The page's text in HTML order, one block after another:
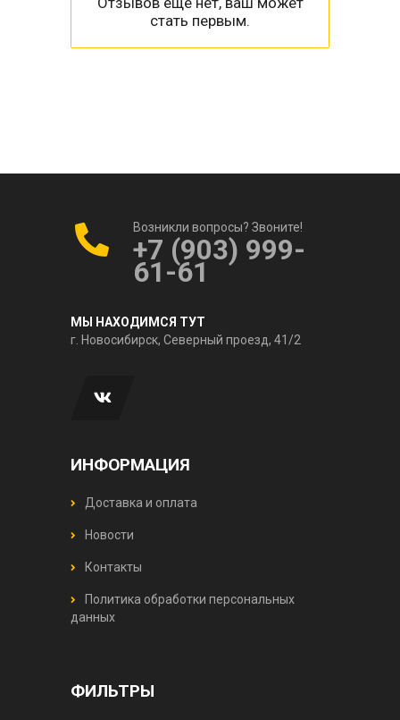
стать первым.
Возникли вопросы? Звоните!
+7 (903) 999-
61-61
МЫ НАХОДИМСЯ ТУТ
г. Новосибирск, Северный проезд, 41/2
ИНФОРМАЦИЯ
Доставка и оплата
Новости
Контакты
Политика обработки персональных
данных
ФИЛЬТРЫ